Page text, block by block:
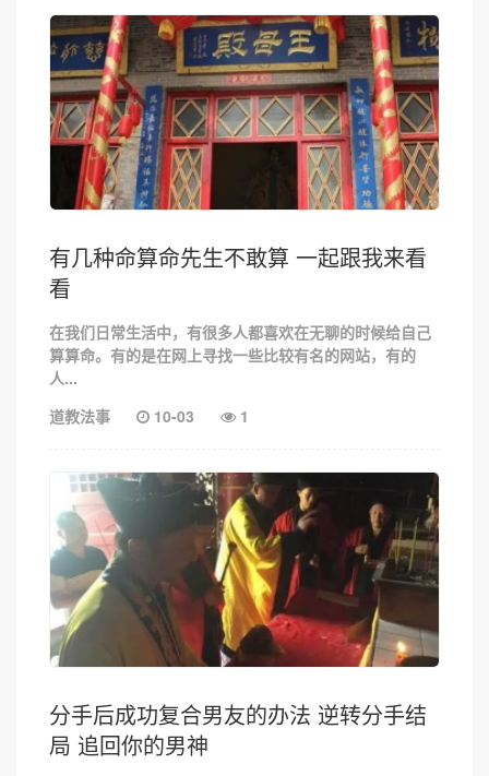
有几种命算命先生不敢算 一起跟我来看
看
在我们日常生活中，有很多人都喜欢在无聊的时候给自己
算算命。有的是在网上寻找一些比较有名的网站，有的
人...
道教法事
10-03 1
分手后成功复合男友的办法 逆转分手结
局 追回你的男神